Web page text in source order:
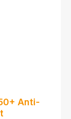
Anti-